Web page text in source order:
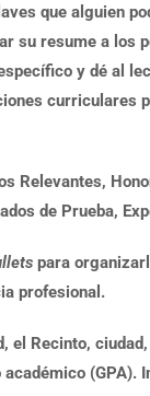
que alguien
su resume a
y dé al
curriculares
Relevantes,
de Prueba,
para
profesional.
el Recinto,